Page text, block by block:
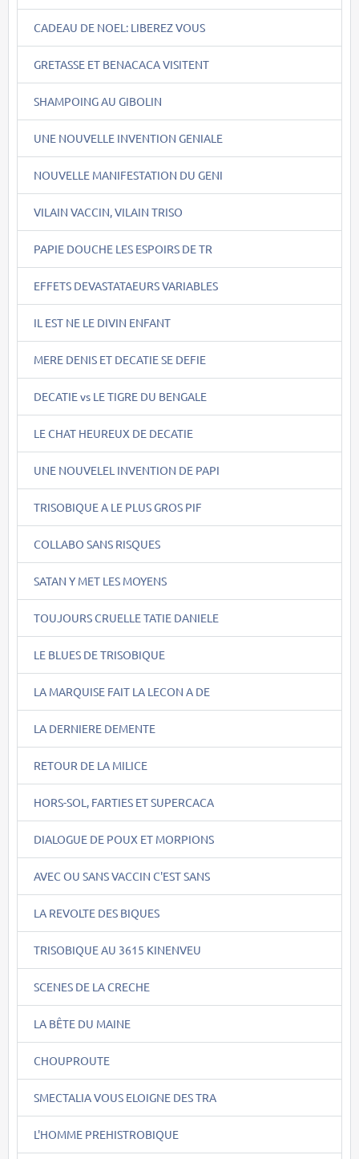
CADEAU DE NOEL: LIBEREZ VOUS
GRETASSE ET BENACACA VISITENT
SHAMPOING AU GIBOLIN
UNE NOUVELLE INVENTION GENIALE
NOUVELLE MANIFESTATION DU GENI
VILAIN VACCIN, VILAIN TRISO
PAPIE DOUCHE LES ESPOIRS DE TR
EFFETS DEVASTATAEURS VARIABLES
IL EST NE LE DIVIN ENFANT
MERE DENIS ET DECATIE SE DEFIE
DECATIE vs LE TIGRE DU BENGALE
LE CHAT HEUREUX DE DECATIE
UNE NOUVELEL INVENTION DE PAPI
TRISOBIQUE A LE PLUS GROS PIF
COLLABO SANS RISQUES
SATAN Y MET LES MOYENS
TOUJOURS CRUELLE TATIE DANIELE
LE BLUES DE TRISOBIQUE
LA MARQUISE FAIT LA LECON A DE
LA DERNIERE DEMENTE
RETOUR DE LA MILICE
HORS-SOL, FARTIES ET SUPERCACA
DIALOGUE DE POUX ET MORPIONS
AVEC OU SANS VACCIN C'EST SANS
LA REVOLTE DES BIQUES
TRISOBIQUE AU 3615 KINENVEU
SCENES DE LA CRECHE
LA BÊTE DU MAINE
CHOUPROUTE
SMECTALIA VOUS ELOIGNE DES TRA
L'HOMME PREHISTROBIQUE